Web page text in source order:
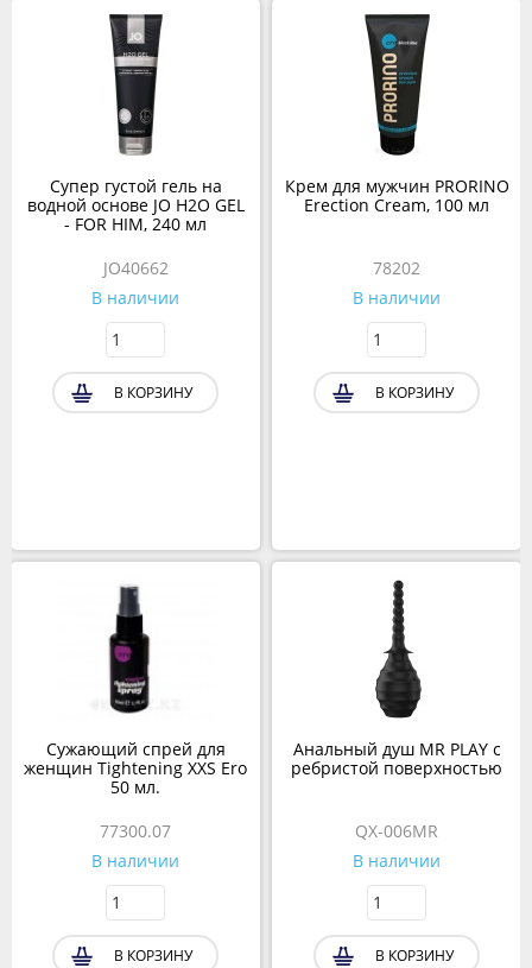
Супер густой гель на
водной основе JO H2O GEL
- FOR HIM, 240 мл
JO40662
В наличии
В КОРЗИНУ
Сужающий спрей для
женщин Tightening XXS Ero
50 мл.
77300.07
В наличии
В КОРЗИНУ
Крем для мужчин PRORINO
Erection Cream, 100 мл
78202
В наличии
В КОРЗИНУ
Анальный душ MR PLAY с
ребристой поверхностью
QX-006MR
В наличии
В КОРЗИНУ